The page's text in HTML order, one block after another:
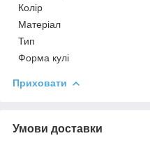
Колір
Матеріал
Тип
Форма кулі
Приховати
Умови доставки